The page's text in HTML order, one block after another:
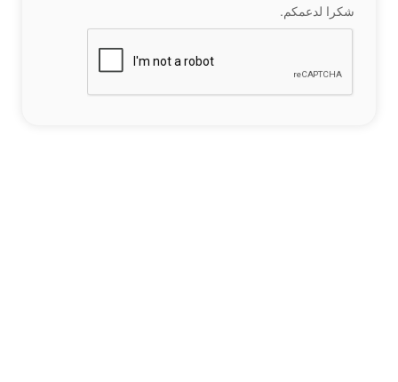
شكرا لدعمكم.